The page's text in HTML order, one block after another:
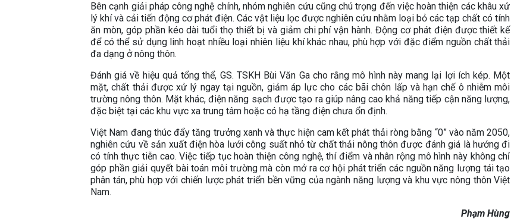
Bên cạnh giải pháp công nghệ chính, nhóm nghiên cứu cũng chú trọng đến việc hoàn thiện các khâu xử
lý khí và cải tiến động cơ phát điện. Các vật liệu lọc được nghiên cứu nhằm loại bỏ các tạp chất có tính
ăn mòn, góp phần kéo dài tuổi thọ thiết bị và giảm chi phí vận hành. Động cơ phát điện được thiết kế
để có thể sử dụng linh hoạt nhiều loại nhiên liệu khí khác nhau, phù hợp với đặc điểm nguồn chất thải
đa dạng ở nông thôn.
Đánh giá về hiệu quả tổng thể, GS. TSKH Bùi Văn Ga cho rằng mô hình này mang lại lợi ích kép. Một
mặt, chất thải được xử lý ngay tại nguồn, giảm áp lực cho các bãi chôn lấp và hạn chế ô nhiễm môi
trường nông thôn. Mặt khác, điện năng sạch được tạo ra giúp nâng cao khả năng tiếp cận năng lượng,
đặc biệt tại các khu vực xa trung tâm hoặc có hạ tầng điện chưa ổn định.
Việt Nam đang thúc đẩy tăng trưởng xanh và thực hiện cam kết phát thải ròng bằng “0” vào năm 2050,
nghiên cứu về sản xuất điện hòa lưới công suất nhỏ từ chất thải nông thôn được đánh giá là hướng đi
có tính thực tiễn cao. Việc tiếp tục hoàn thiện công nghệ, thí điểm và nhân rộng mô hình này không chỉ
góp phần giải quyết bài toán môi trường mà còn mở ra cơ hội phát triển các nguồn năng lượng tái tạo
phân tán, phù hợp với chiến lược phát triển bền vững của ngành năng lượng và khu vực nông thôn Việt
Nam.
Phạm Hùng